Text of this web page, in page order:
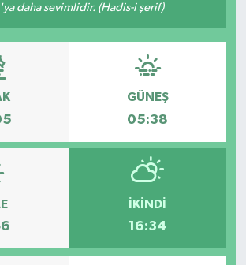
daha sevimlidir. (Hadis-i şerif)
GÜNEŞ
05:38
İKINDI
16:34